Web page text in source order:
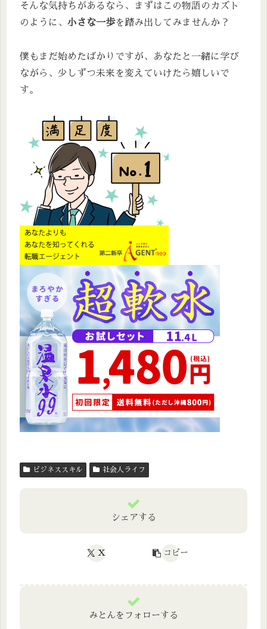
そんな気持ちがあるなら、まずはこの物語のカズト
のように、 小さな一歩を踏み出してみませんか？
僕もまだ始めたばかりですが、あなたと一緒に学び
ながら、少しずつ未来を変えていけたら嬉しいで
す。
ビジネススキル 社会人ライフ
シェアする
X コピー
みとんをフォローする